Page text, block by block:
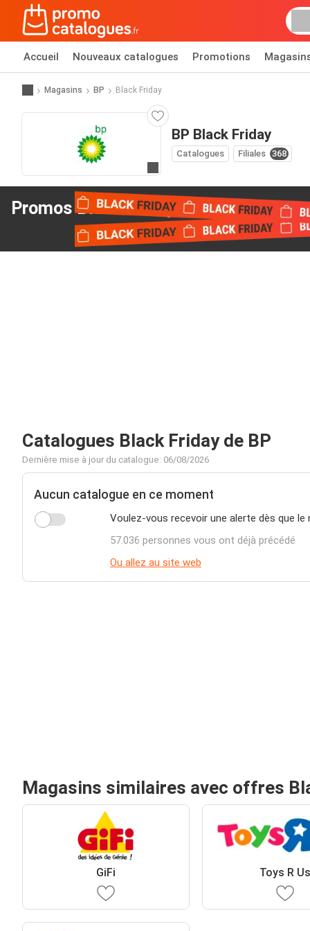
Accueil Nouveaux catalogues Promotions
Magasins BP Black Friday
BP Black Friday
Catalogues Filiales 368
Promos Black Friday de BP
Catalogues Black Friday de BP
Dernière mise à jour du catalogue: 06/08/2026
Aucun catalogue en ce moment
Voulez-vous recevoir une alerte dès que
57.036 personnes vous ont déjà précédé
Ou allez au site web
Magasins similaires avec offres
GiFi Toys R